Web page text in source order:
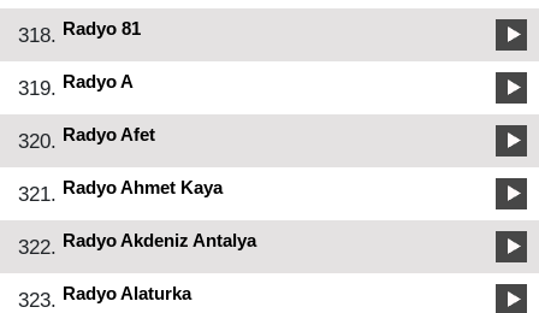
318. Radyo 81
319. Radyo A
320. Radyo Afet
321. Radyo Ahmet Kaya
322. Radyo Akdeniz Antalya
323. Radyo Alaturka